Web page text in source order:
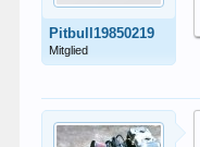
Pitbull19850219
Mitglied